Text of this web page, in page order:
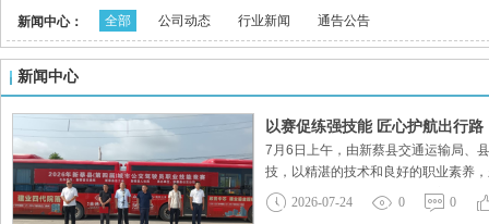
新闻中心： 全部 公司动态 行业新闻 通告公告
新闻中心
以赛促练强技能 匠心护航出行路
7月6日上午，由新蔡县交通运输局、
技，以精湛的技术和良好的职业素养
升从业人员专业技能与服务素养，为
应急处置综合能力。为期两天的
2026-07-24 0 0